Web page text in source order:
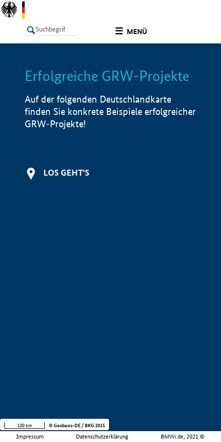
MENÜ
LISTE Info
Erfolgreiche GRW-Projekte
Auf der folgenden Deutschlandkarte
finden Sie konkrete Beispiele erfolgreicher
GRW-Projekte!
LOS GEHT'S
Impressum Datenschutzerklärung BMWi.de, 2021 ©
100 km © Geobasis-DE / BKG 2015